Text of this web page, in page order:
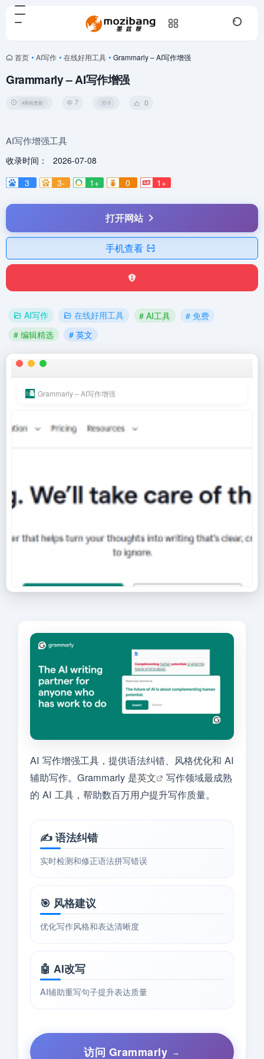
首页 • AI写作 • 在线好用工具 • Grammarly – AI写作增强
Grammarly – AI写作增强
4周前更新 7 0 0
AI写作增强工具
收录时间：
2026-07-08
3
3- 1+ 0 1+
打开网站
手机查看
AI写作 在线好用工具 # AI工具
# 免费
# 编辑精选
# 英文
Grammarly – AI写作增强
AI 写作增强工具，提供语法纠错、风格优化和 AI
辅助写作。Grammarly 是英文
写作领域最成熟
的 AI 工具，帮助数百万用户提升写作质量。
✍️ 语法纠错
实时检测和修正语法拼写错误
🎯 风格建议
优化写作风格和表达清晰度
🤖 AI改写
AI辅助重写句子提升表达质量
访问 Grammarly